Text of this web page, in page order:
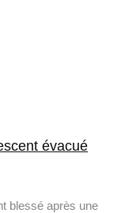
évacué
blessé après une